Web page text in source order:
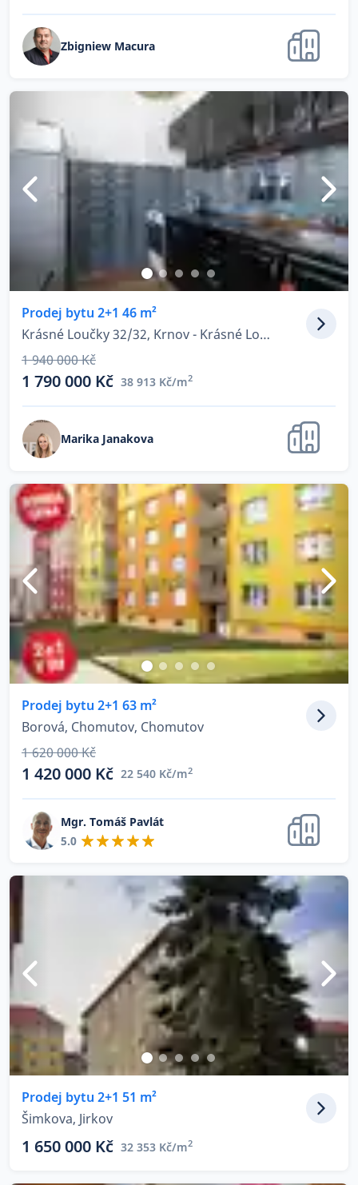
Zbigniew Macura
Prodej bytu 2+1 46 m²
Krásné Loučky 32/32, Krnov - Krásné Loučky
1 940 000 Kč
1 790 000 Kč 38 913 Kč/m2
Marika Janakova
Prodej bytu 2+1 63 m²
Borová, Chomutov, Chomutov
1 620 000 Kč
1 420 000 Kč 22 540 Kč/m2
Mgr. Tomáš Pavlát
5.0
Prodej bytu 2+1 51 m²
Šimkova, Jirkov
1 650 000 Kč 32 353 Kč/m2